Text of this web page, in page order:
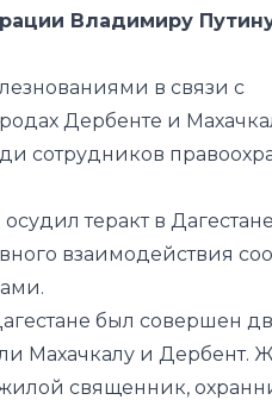
Владимиру
в связи с
Дербенте и
сотрудников
теракт в
взаимодействия
был совершен
Махачкалу и Дербент.
священник,